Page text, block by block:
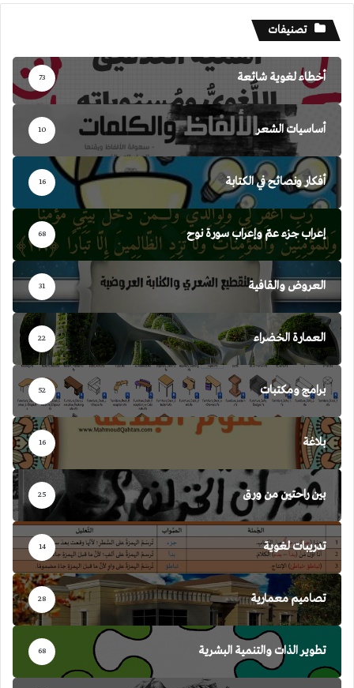
تصنيفات
أخطاء لغوية شائعة 73
أساسيات الشعر 10
أفكار ونصائح في الكتابة 16
إعراب جزء عمّ وإعراب سورة نوح 68
العروض والقافية 31
العمارة الخضراء 22
برامج ومكتبات 52
بلاغة 16
بين راحتين من ورق 25
تدريبات لغوية 14
تصاميم معمارية 28
تطوير الذات والتنمية البشرية 68